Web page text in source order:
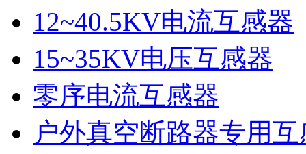
12~40.5KV电流互感器
15~35KV电压互感器
零序电流互感器
户外真空断路器专用